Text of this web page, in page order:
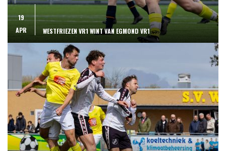
19
APR
WESTFRIEZEN VR1 WINT VAN EGMOND VR1